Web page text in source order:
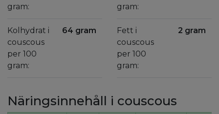
gram:
Kolhydrat i
couscous
per 100
gram:
64 gram
gram:
Fett i
couscous
per 100
gram:
2 gram
Näringsinnehåll i couscous